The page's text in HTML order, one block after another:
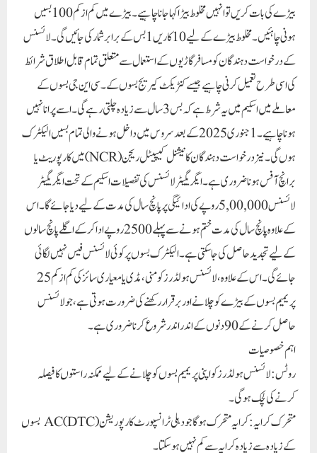
بیڑے کی بات کریں تو انہیں مخلوط بیڑا کہا جانا چاہیے۔بیڑے میں کم از کم 100 بسیں
ہونی چاہئیں۔ مخلوط بیڑے کے لیے 10 کاریں 1 بس کے برابر شمار کی جائیں گی۔ لائسنس
کے درخواست دہندگان کو مسافر گاڑیوں کے استعمال سے متعلق تمام قابل اطلاق شرائط
کی اسی طرح تعمیل کرنی چاہیے جیسے کنٹریکٹ کیریج بسوں کے۔ سی این جی بسوں کے
معاملے میں اسکیم میں یہ شرط ہے کہ بس 3 سال سے زیادہ چلتی رہے گی۔اسے پرانا نہیں
ہونا چاہیے۔ 1 جنوری 2025 کے بعد سروس میں داخل ہونے والی تمام بسیں الیکٹرک
ہوں گی۔ نیز درخواست دہندگان کا نیشنل کیپیٹل ریجن (NCR) میں کارپوریٹ یا
برانچ آفس ہونا ضروری ہے۔ایگریگیٹر لائسنس کی تفصیلات اسکیم کے تحت ایگریگیٹر
لائسنس 5,00,000 روپے کی ادائیگی پر پانچ سال کی مدت کے لیے دیا جائے گا۔ اس
کے علاوہ پانچ سال کی مدت ختم ہونے سے پہلے 2500 روپے ادا کر کے اگلے پانچ سالوں
کے لیے تجدید حاصل کی جا سکتی ہے۔ الیکٹرک بسوں پر کوئی لائسنس فیس نہیں لگائی
جائے گی۔ اس کے علاوہ، لائسنس ہولڈرز کو منی، مڈی یا معیاری سائز کی کم از کم 25
پریمیم بسوں کے بیڑے کو چلانے اور برقرار رکھنے کی ضرورت ہوتی ہے، جو لائسنس
حاصل کرنے کے 90 دنوں کے اندر اندر شروع کرنا ضروری ہے۔
اہم خصوصیات
روٹس: لائسنس ہولڈرز کو اپنی پریمیم بسوں کو چلانے کے لیے ممکنہ راستوں کا فیصلہ
کرنے کی لچک ہوگی۔
متحرک کرایہ: کرایہ متحرک ہو گا جو دہلی ٹرانسپورٹ کارپوریشن (DTC) AC بسوں
کے زیادہ سے زیادہ کرایہ سے کم نہیں ہو سکتا۔